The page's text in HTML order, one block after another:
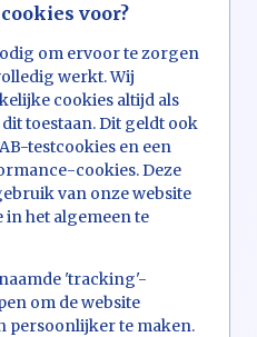
voor?
om ervoor te zorgen
werkt. Wij
cookies altijd als
toestaan. Dit geldt ook
testcookies en een
cookies. Deze
van onze website
in het algemeen te
'tracking'-
om de website
persoonlijker te maken.